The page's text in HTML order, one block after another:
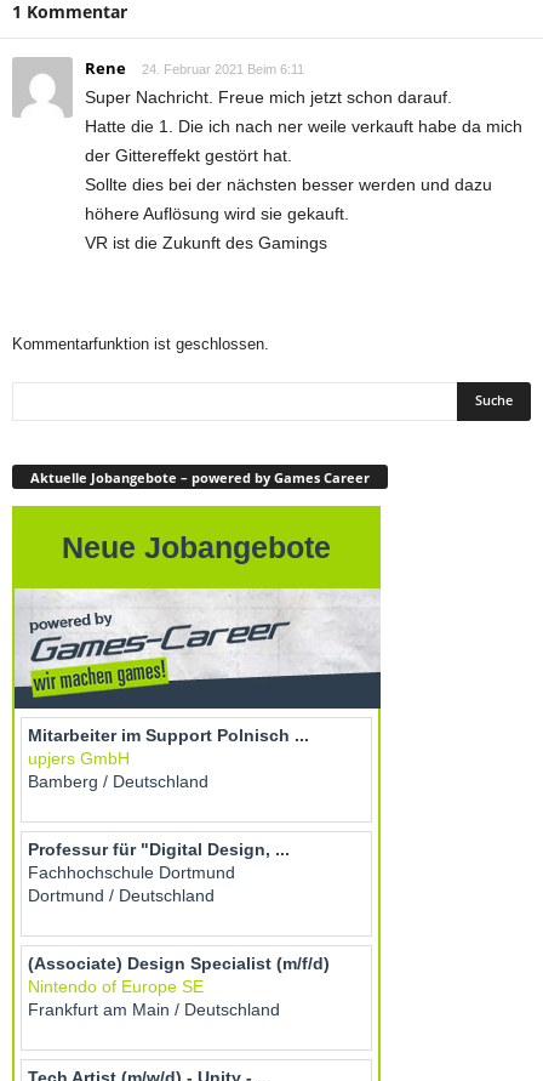
1 Kommentar
Rene 24. Februar 2021 Beim 6:11
Super Nachricht. Freue mich jetzt schon darauf.
Hatte die 1. Die ich nach ner weile verkauft habe da mich
der Gittereffekt gestört hat.
Sollte dies bei der nächsten besser werden und dazu
höhere Auflösung wird sie gekauft.
VR ist die Zukunft des Gamings
Kommentarfunktion ist geschlossen.
Aktuelle Jobangebote – powered by Games Career